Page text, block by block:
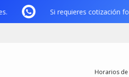
Si requieres
Horarios de